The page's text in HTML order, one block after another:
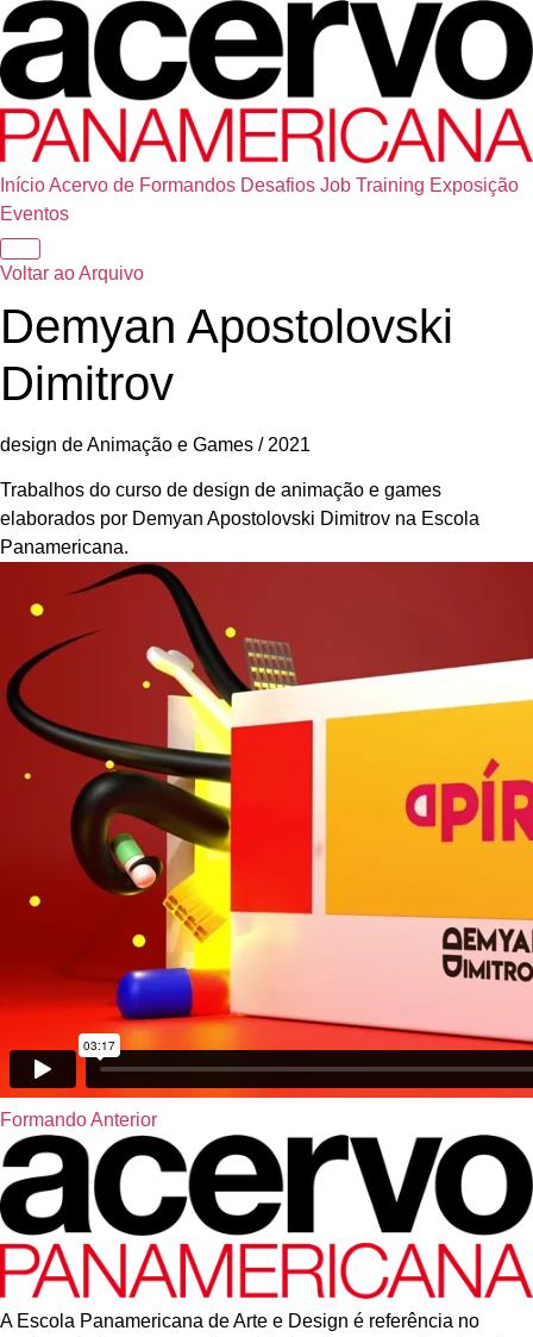
InícioAcervo de Formandos Desafios Job Training Exposição
Eventos
Voltar ao Arquivo
Demyan Apostolovski
Dimitrov
design de Animação e Games / 2021
Trabalhos do curso de design de animação e games
elaborados por Demyan Apostolovski Dimitrov na Escola
Panamericana.
Formando Anterior
A Escola Panamericana de Arte e Design é referência no